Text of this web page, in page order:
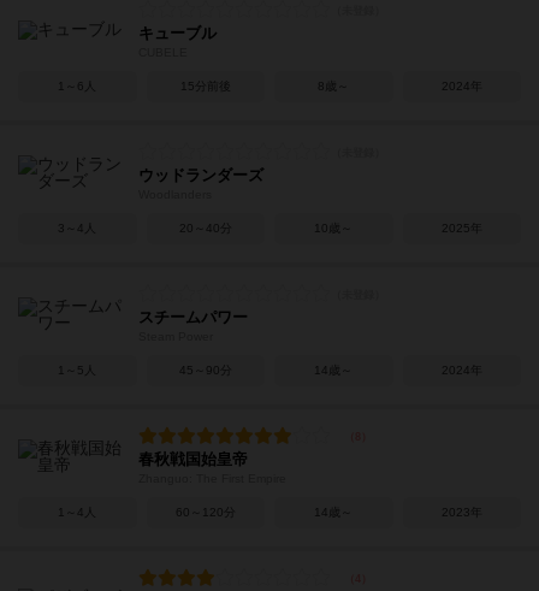
キューブル
1～6人 15分前後 8歳～ 2024年
ウッドランダーズ
3～4人 20～40分 10歳～ 2025年
スチームパワー
1～5人 45～90分 14歳～ 2024年
春秋戦国始皇帝
1～4人 60～120分 14歳～ 2023年